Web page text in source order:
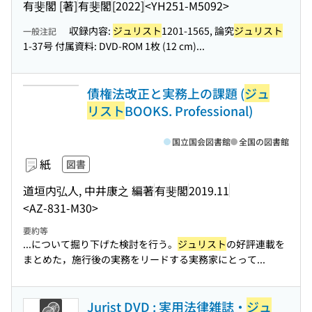
有斐閣 [著]有斐閣[2022]<YH251-M5092>
一般注記 収録内容: ジュリスト1201-1565, 論究ジュリスト
1-37号 付属資料: DVD-ROM 1枚 (12 cm)...
債権法改正と実務上の課題 (ジュ
リストBOOKS. Professional)
紙 図書
道垣内弘人, 中井康之 編著有斐閣2019.11
<AZ-831-M30>
国立国会図書館 全国の図書館
要約等
...について掘り下げた検討を行う。 ジュリストの好評連載を
まとめた，施行後の実務をリードする実務家にとって...
Jurist DVD : 実用法律雑誌・ ジュ